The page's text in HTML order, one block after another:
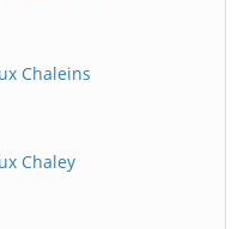
Chaleins
Chaley